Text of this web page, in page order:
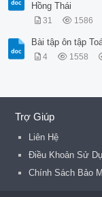
Hồng Thái
31 1586
Bài tập ôn tập
4 1558
Trợ Giúp
Liên Hệ
Điều Khoản Sử
Chính Sách Bảo